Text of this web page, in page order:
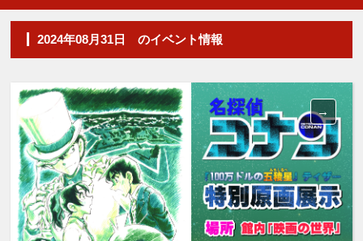
2024年08月31日 のイベント情報